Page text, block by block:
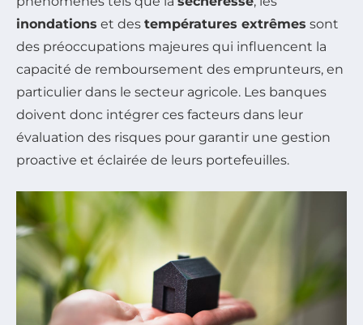
inondations et des températures extrêmes sont
des préoccupations majeures qui influencent la
capacité de remboursement des emprunteurs, en
particulier dans le secteur agricole. Les banques
doivent donc intégrer ces facteurs dans leur
évaluation des risques pour garantir une gestion
proactive et éclairée de leurs portefeuilles.